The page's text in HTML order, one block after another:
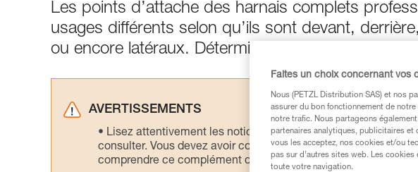
Les points d’attache des harnais complets
usages différents selon qu’ils sont devant,
ou encore latéraux. Déterminez vos besoins selon
AVERTISSEMENTS
Lisez attentivement les notices techniques des produits
consulter. Vous devez avoir compris les informations de la
comprendre ce complément d’informations.
Faites un choix concernant vos
Nous (PETZL Distribution SAS) et nos
assurer du bon fonctionnement de
notre trafic. Nous partageons
partenaires analytiques, publicitaires et
vous les acceptez, nos cookies et/ou
pas sur d’autres sites web. Les
toute votre navigation.